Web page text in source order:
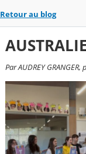
Retour au blog
Par AUDREY